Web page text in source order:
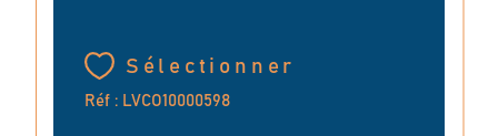
Sélectionner
Réf : LVCO10000598